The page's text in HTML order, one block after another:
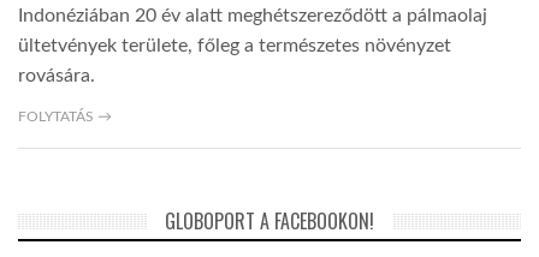
LINKTR.EE
GLOBOZSARU
DOBRAVERO.HU
Indonéziában 20 év alatt meghétszereződött a pálmaolaj
ültetvények területe, főleg a természetes növényzet
rovására.
FOLYTATÁS →
GLOBOPORT A FACEBOOKON!